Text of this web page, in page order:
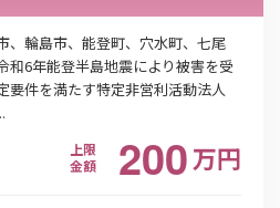
、輪島市、能登町、穴水町、七尾
和6年能登半島地震により被害を受
要件を満たす特定非営利活動法人
上限
金額
200万円